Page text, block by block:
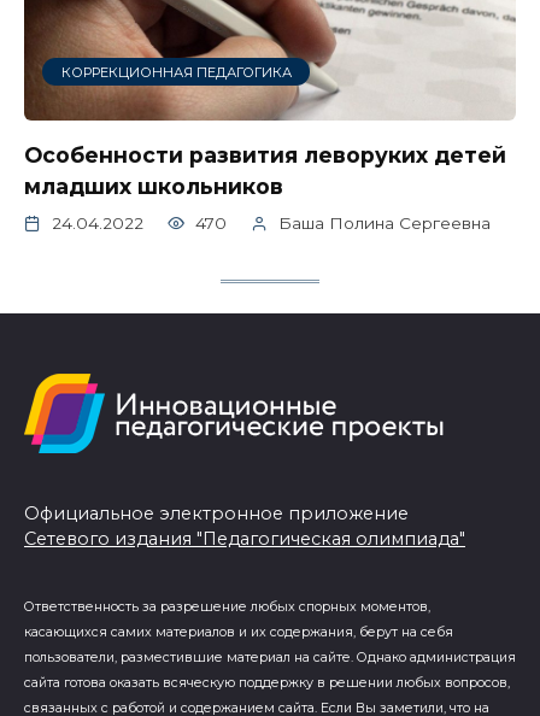
КОРРЕКЦИОННАЯ ПЕДАГОГИКА
Особенности развития леворуких детей
младших школьников
24.04.2022 470 Баша Полина Сергеевна
Официальное электронное приложение
Сетевого издания "Педагогическая олимпиада"
Ответственность за разрешение любых спорных моментов,
касающихся самих материалов и их содержания, берут на себя
пользователи, разместившие материал на сайте. Однако администрация
сайта готова оказать всяческую поддержку в решении любых вопросов,
связанных с работой и содержанием сайта. Если Вы заметили, что на